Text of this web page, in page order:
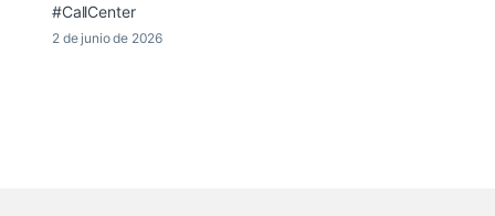
#CallCenter
2 de junio de 2026